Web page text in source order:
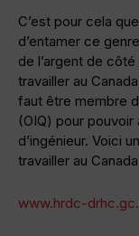
C’est pour cela
d’entamer ce
de l’argent de
travailler au
faut être membre
(OIQ) pour
d’ingénieur. Voici
travailler au
www.hrdc-